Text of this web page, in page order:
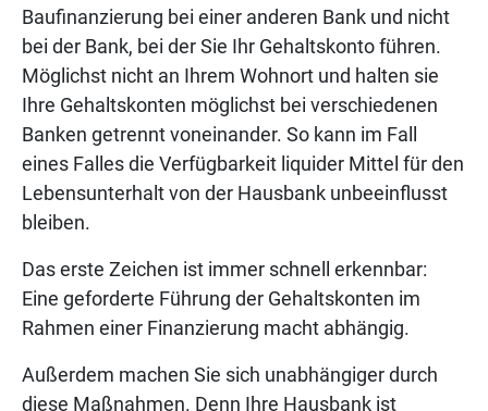
Baufinanzierung bei einer anderen Bank und nicht
bei der Bank, bei der Sie Ihr Gehaltskonto führen.
Möglichst nicht an Ihrem Wohnort und halten sie
Ihre Gehaltskonten möglichst bei verschiedenen
Banken getrennt voneinander. So kann im Fall
eines Falles die Verfügbarkeit liquider Mittel für den
Lebensunterhalt von der Hausbank unbeeinflusst
bleiben.
Das erste Zeichen ist immer schnell erkennbar:
Eine geforderte Führung der Gehaltskonten im
Rahmen einer Finanzierung macht abhängig.
Außerdem machen Sie sich unabhängiger durch
diese Maßnahmen. Denn Ihre Hausbank ist